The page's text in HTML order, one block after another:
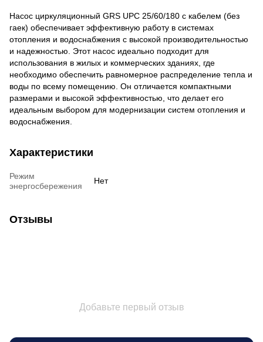
Насос циркуляционный GRS UPC 25/60/180 с кабелем (без
гаек) обеспечивает эффективную работу в системах
отопления и водоснабжения с высокой производительностью
и надежностью. Этот насос идеально подходит для
использования в жилых и коммерческих зданиях, где
необходимо обеспечить равномерное распределение тепла и
воды по всему помещению. Он отличается компактными
размерами и высокой эффективностью, что делает его
идеальным выбором для модернизации систем отопления и
водоснабжения.
Характеристики
Режим
энергосбережения
Нет
Отзывы
Добавьте первый отзыв